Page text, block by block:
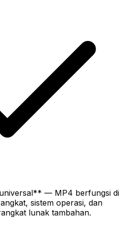
— MP4 berfungsi di
sistem operasi, dan
lunak tambahan.